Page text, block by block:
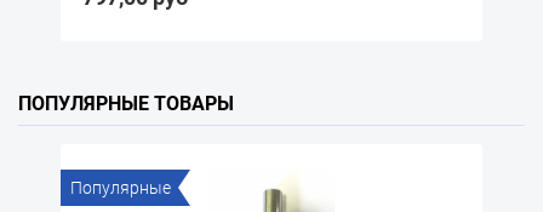
ПОПУЛЯРНЫЕ ТОВАРЫ
Популярные